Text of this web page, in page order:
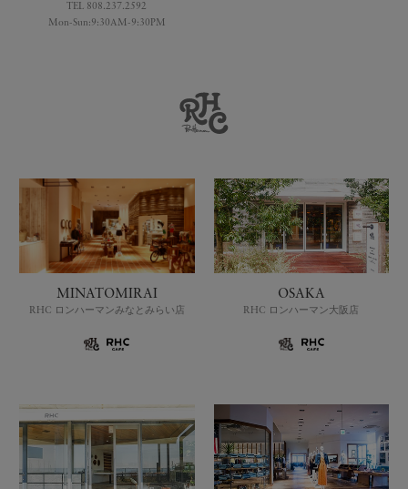
TEL 808.237.2592
Mon-Sun:9:30AM-9:30PM
MINATOMIRAI
RHC ロンハーマンみなとみらい店
OSAKA
RHC ロンハーマン大阪店